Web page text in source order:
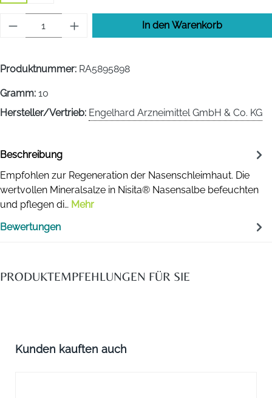
Produkt Anzahl: Gib den gewünschten
In den Warenkorb
Produktnummer: RA5895898
Gramm: 10
Hersteller/Vertrieb: Engelhard Arzneimittel GmbH & Co. KG
Beschreibung
Empfohlen zur Regeneration der Nasenschleimhaut. Die
wertvollen Mineralsalze in Nisita® Nasensalbe befeuchten
und pflegen di… Mehr
Bewertungen
PRODUKTEMPFEHLUNGEN FÜR SIE
Produktgalerie überspringen
Kunden kauften auch